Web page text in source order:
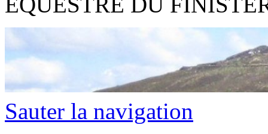
Sauter la navigation